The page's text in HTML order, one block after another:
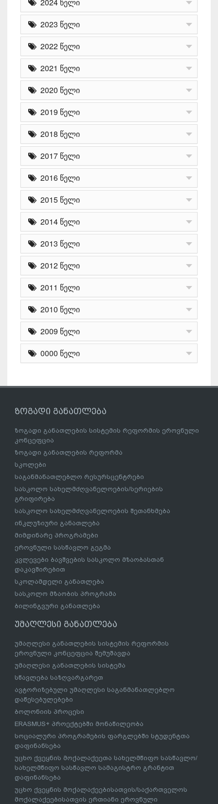
2024 წელი
2023 წელი
2022 წელი
2021 წელი
2020 წელი
2019 წელი
2018 წელი
2017 წელი
2016 წელი
2015 წელი
2014 წელი
2013 წელი
2012 წელი
2011 წელი
2010 წელი
2009 წელი
0000 წელი
ზოგადი განათლება
ზოგადი განათლების სისტემის რეფორმის ეროვნული
კონცეფცია
ზოგადი განათლების რეფორმა
სკოლები
საგანმანათლებლო რესურსცენტრები
სასკოლო სახელმძღვანელოების/სერიების
გრიფირება
სასკოლო სახელმძღვანელოების შეთანხმება
ინკლუზიური განათლება
მიმდინარე პროგრამები
ეროვნული სასწავლო გეგმა
კვლევები ბავშვების სასკოლო მზაობასთან
დაკავშირებით
სკოლამდელი განათლება
სასკოლო მზაობის პროგრამა
ბილინგვური განათლება
უმაღლესი განათლება
უმაღლესი განათლების სისტემის რეფორმის
ეროვნული კონცეფცია შემუშავდა
უმაღლესი განათლების სისტემა
სწავლება საზღვარგარეთ
ავტორიზებული უმაღლესი საგანმანათლებლო
დაწესებულებები
ბოლონიის პროცესი
ERASMUS+ პროექტებში მონაწილეობა
სოციალური პროგრამების ფარგლებში სტუდენტთა
დაფინანსება
უცხო ქვეყნის მოქალაქეეთა სახელმწიფო სასწავლო/
სახელმწიფო სასწავლო სამაგისტრო გრანტით
დაფინანსება
უცხო ქვეყნის მოქალაქეებისათვის/საქართველოს
მოქალაქეებისათვის ერთიანი ეროვნული